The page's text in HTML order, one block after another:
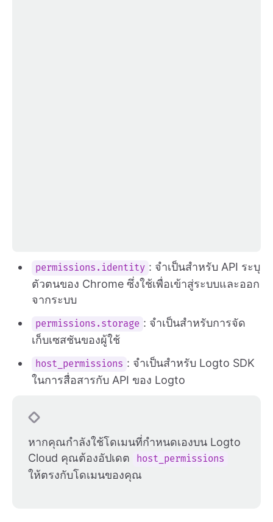
permissions.identity : จำเป็นสำหรับ API ระบุ
ตัวตนของ Chrome ซึ่งใช้เพื่อเข้าสู่ระบบและออก
จากระบบ
permissions.storage : จำเป็นสำหรับการจัด
เก็บเซสชันของผู้ใช้
host_permissions : จำเป็นสำหรับ Logto SDK
ในการสื่อสารกับ API ของ Logto
หากคุณกำลังใช้โดเมนที่กำหนดเองบน Logto
Cloud คุณต้องอัปเดต
host_permissions
ให้ตรงกับโดเมนของคุณ